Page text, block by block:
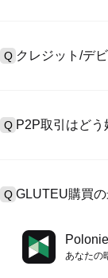
入金）（プロセ
Q クレジット/デ
準現物取引手数
Q P2P取引はど
第に、決済は通
Q GLUTEU購買
最小・最大制限
最大額は提供側
す。操作の前に
あなたの